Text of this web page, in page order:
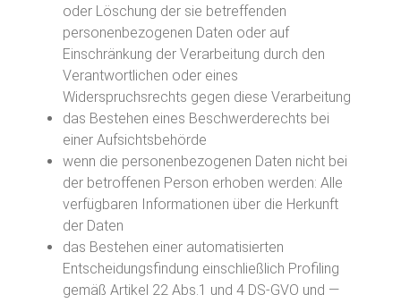
oder Löschung der sie betreffenden
personenbezogenen Daten oder auf
Einschränkung der Verarbeitung durch den
Verantwortlichen oder eines
Widerspruchsrechts gegen diese Verarbeitung
das Bestehen eines Beschwerderechts bei
einer Aufsichtsbehörde
wenn die personenbezogenen Daten nicht bei
der betroffenen Person erhoben werden: Alle
verfügbaren Informationen über die Herkunft
der Daten
das Bestehen einer automatisierten
Entscheidungsfindung einschließlich Profiling
gemäß Artikel 22 Abs.1 und 4 DS-GVO und —